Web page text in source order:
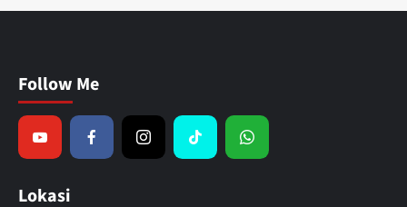
Follow Me
Lokasi